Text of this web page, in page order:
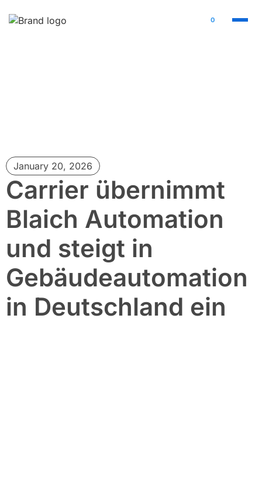
0
January 20, 2026
Carrier übernimmt
Blaich Automation
und steigt in
Gebäudeautomation
in Deutschland ein